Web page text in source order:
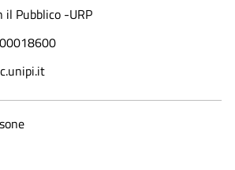
il Pubblico -URP